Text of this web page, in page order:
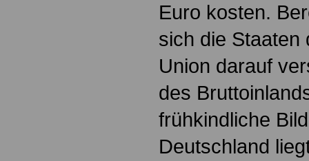
Euro kosten.
sich die Staaten
Union darauf
des
frühkindliche
Deutschland